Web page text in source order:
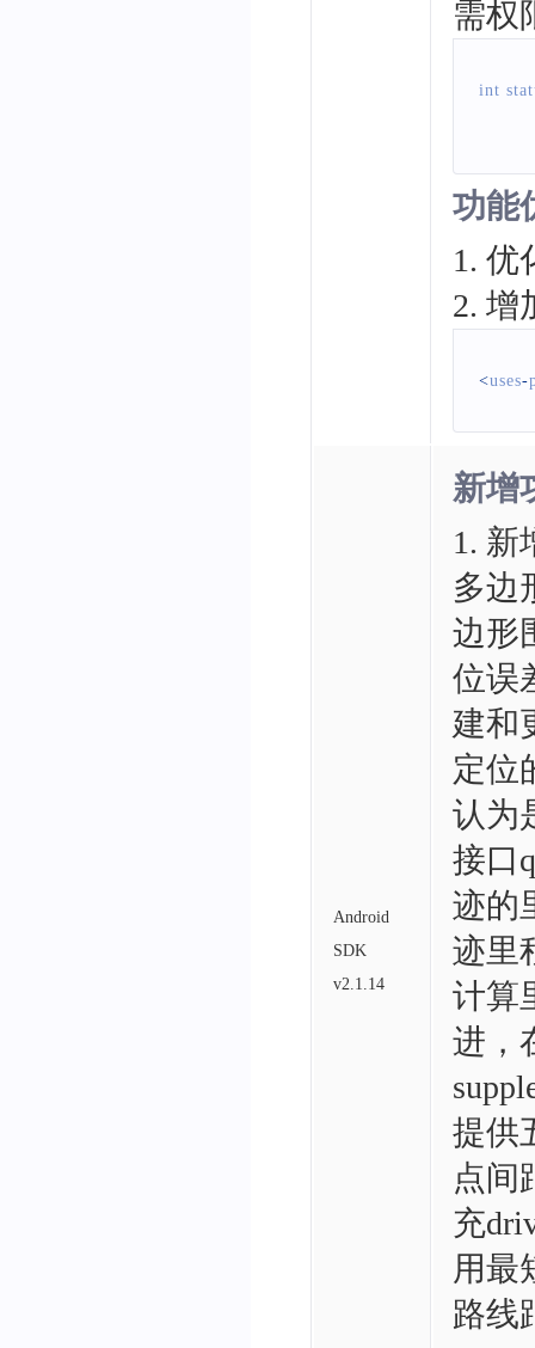
需权
int
功能
1. 优
2. 增
<uses-
Android
SDK
v2.1.14
新增
1. 新
多边
边形
位误
建和
定位
认为
接口
迹的
迹里
计算
进，
提供
点间
充
用最
路线